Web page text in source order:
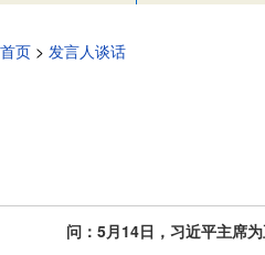
首页 > 发言人谈话
问：5月14日，习近平主席